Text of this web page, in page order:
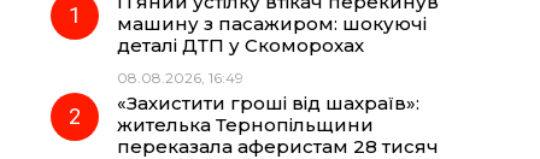
o
g
r
машину з пасажиром: шокуючі
деталі ДТП у Скоморохах
08.08.2026, 16:49
«Захистити гроші від шахраїв»:
жителька Тернопільщини
переказала аферистам 28 тисяч